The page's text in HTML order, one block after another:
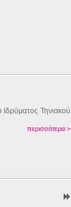
Τηνιακού
περισσότερα >